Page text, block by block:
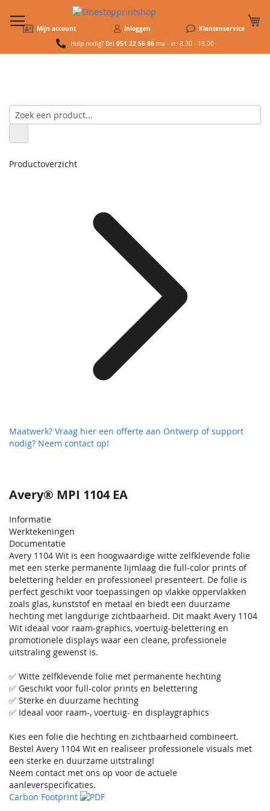
Mijn account Inloggen Klantenservice
Hulp nodig? Bel 051 22 56 86 ma - vr: 8.30 - 18.00
Avery® MPI 1104 EA
Informatie
Werktekeningen
Documentatie
Avery 1104 Wit is een hoogwaardige witte zelfklevende folie
met een sterke permanente lijmlaag die full-color prints of
belettering helder en professioneel presenteert. De folie is
perfect geschikt voor toepassingen op vlakke oppervlakken
zoals glas, kunststof en metaal en biedt een duurzame
hechting met langdurige zichtbaarheid. Dit maakt Avery 1104
Wit ideaal voor raam-graphics, voertuig-belettering en
promotionele displays waar een cleane, professionele
uitstraling gewenst is.
✅ Witte zelfklevende folie met permanente hechting
✅ Geschikt voor full-color prints en belettering
✅ Sterke en duurzame hechting
✅ Ideaal voor raam-, voertuig- en displaygraphics
Kies een folie die hechting en zichtbaarheid combineert.
Bestel Avery 1104 Wit en realiseer professionele visuals met
een sterke en duurzame uitstraling!
Neem contact met ons op voor de actuele
aanleverspecificaties.
Carbon Footprint
Productoverzicht
Maatwerk? Vraag hier een offerte aan Ontwerp of support
nodig? Neem contact op!